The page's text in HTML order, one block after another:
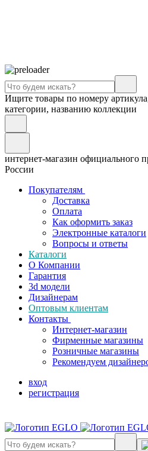
Ищите товары по номеру
категории, названию коллекции
интернет-магазин официального
России
Покупателям
Доставка
Оплата
Как оформить заказ
Электронные каталоги
Вопросы и ответы
Каталоги
О Компании
Гарантия
3d модели
Дизайнерам
Оптовым клиентам
Контакты
Интернет-магазин
Фирменные магазины
Розничные магазины
Рекомендуем
вход
регистрация